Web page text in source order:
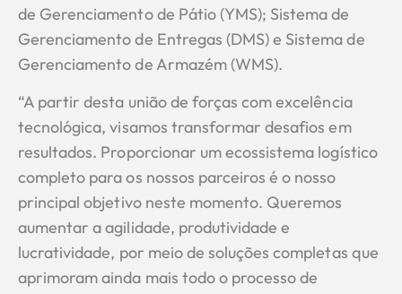
de Gerenciamento de Pátio (YMS); Sistema de
Gerenciamento de Entregas (DMS) e Sistema de
Gerenciamento de Armazém (WMS).
“A partir desta união de forças com excelência
tecnológica, visamos transformar desafios em
resultados. Proporcionar um ecossistema logístico
completo para os nossos parceiros é o nosso
principal objetivo neste momento. Queremos
aumentar a agilidade, produtividade e
lucratividade, por meio de soluções completas que
aprimoram ainda mais todo o processo de